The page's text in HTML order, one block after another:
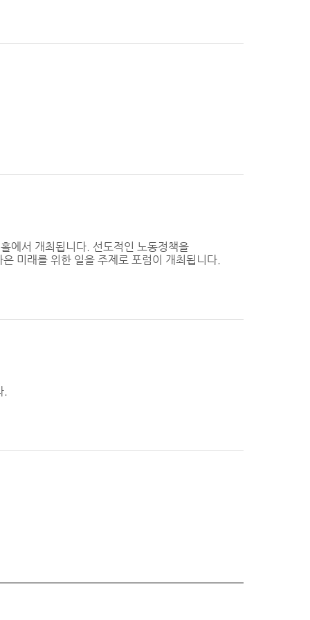
에서 개최됩니다. 선도적인 노동정책을
미래를 위한 일을 주제로 포럼이 개최됩니다.
.